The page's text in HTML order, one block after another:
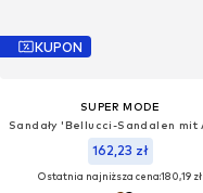
KUPON
SUPER MODE
162,23 zł
Ostatnia najniższa cena:180,19 zł